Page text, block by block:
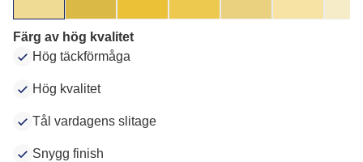
Färg av hög kvalitet
Hög täckförmåga
Hög kvalitet
Tål vardagens slitage
Snygg finish